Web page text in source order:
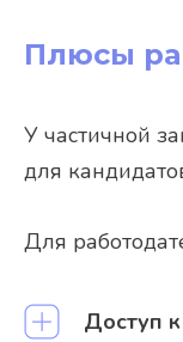
Плюсы
У частичной
для
Для
Доступ